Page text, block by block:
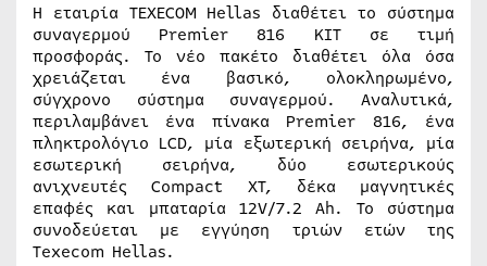
Η εταιρία TEXECOM Hellas διαθέτει το σύστημα
συναγερμού Premier 816 ΚΙΤ σε τιμή
προσφοράς. Το νέο πακέτο διαθέτει όλα όσα
χρειάζεται ένα βασικό, ολοκληρωμένο,
σύγχρονο σύστημα συναγερμού. Αναλυτικά,
περιλαμβάνει ένα πίνακα Premier 816, ένα
πληκτρολόγιο LCD, μία εξωτερική σειρήνα, μία
εσωτερική σειρήνα, δύο εσωτερικούς
ανιχνευτές Compact XT, δέκα μαγνητικές
επαφές και μπαταρία 12V/7.2 Ah. Το σύστημα
συνοδεύεται με εγγύηση τριών ετών της
Texecom Hellas.